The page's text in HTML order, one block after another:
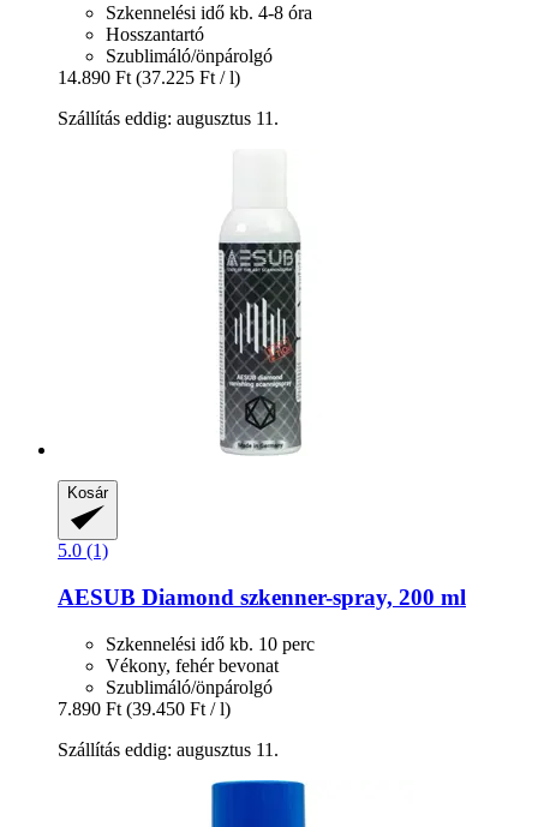
Szkennelési idő kb. 4-8 óra
Hosszantartó
Szublimáló/önpárolgó
14.890 Ft (37.225 Ft / l)
Szállítás eddig: augusztus 11.
Kosár
5.0 (1)
AESUB Diamond szkenner-​spray, 200 ml
Szkennelési idő kb. 10 perc
Vékony, fehér bevonat
Szublimáló/önpárolgó
7.890 Ft (39.450 Ft / l)
Szállítás eddig: augusztus 11.